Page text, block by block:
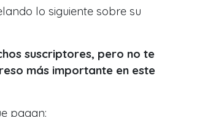
lo siguiente sobre su
suscriptores, pero no te
más importante en este
pagan: